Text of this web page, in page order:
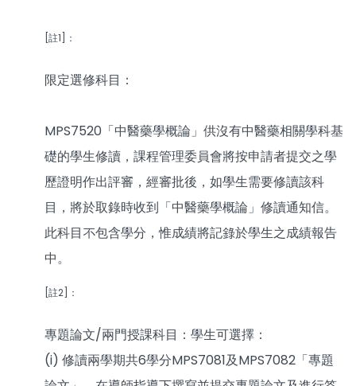
[註1]：
限定選修科目：
MPS7520「中醫藥學概論」供沒有中醫藥相關學科基
礎的學生修讀，課程管理委員會將按申請者提交之學
歷證明作出評審，經審批後，如學生需要修讀該科
目，將於取錄時收到「中醫藥學概論」修讀通知信。
此科目不包含學分，惟成績將記錄於學生之成績報告
中。
[註2]：
專題論文/兩門授課科目：學生可選擇：
(i) 修讀兩學期共6學分MPS7081及MPS7082「專題